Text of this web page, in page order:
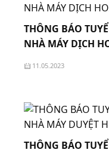
THÔNG BÁO
NHÀ MÁY DỊCH
11.05.2023
THÔNG BÁO